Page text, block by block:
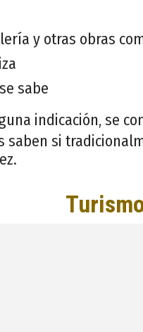
y otras obras
sabe
indicación, se
saben si